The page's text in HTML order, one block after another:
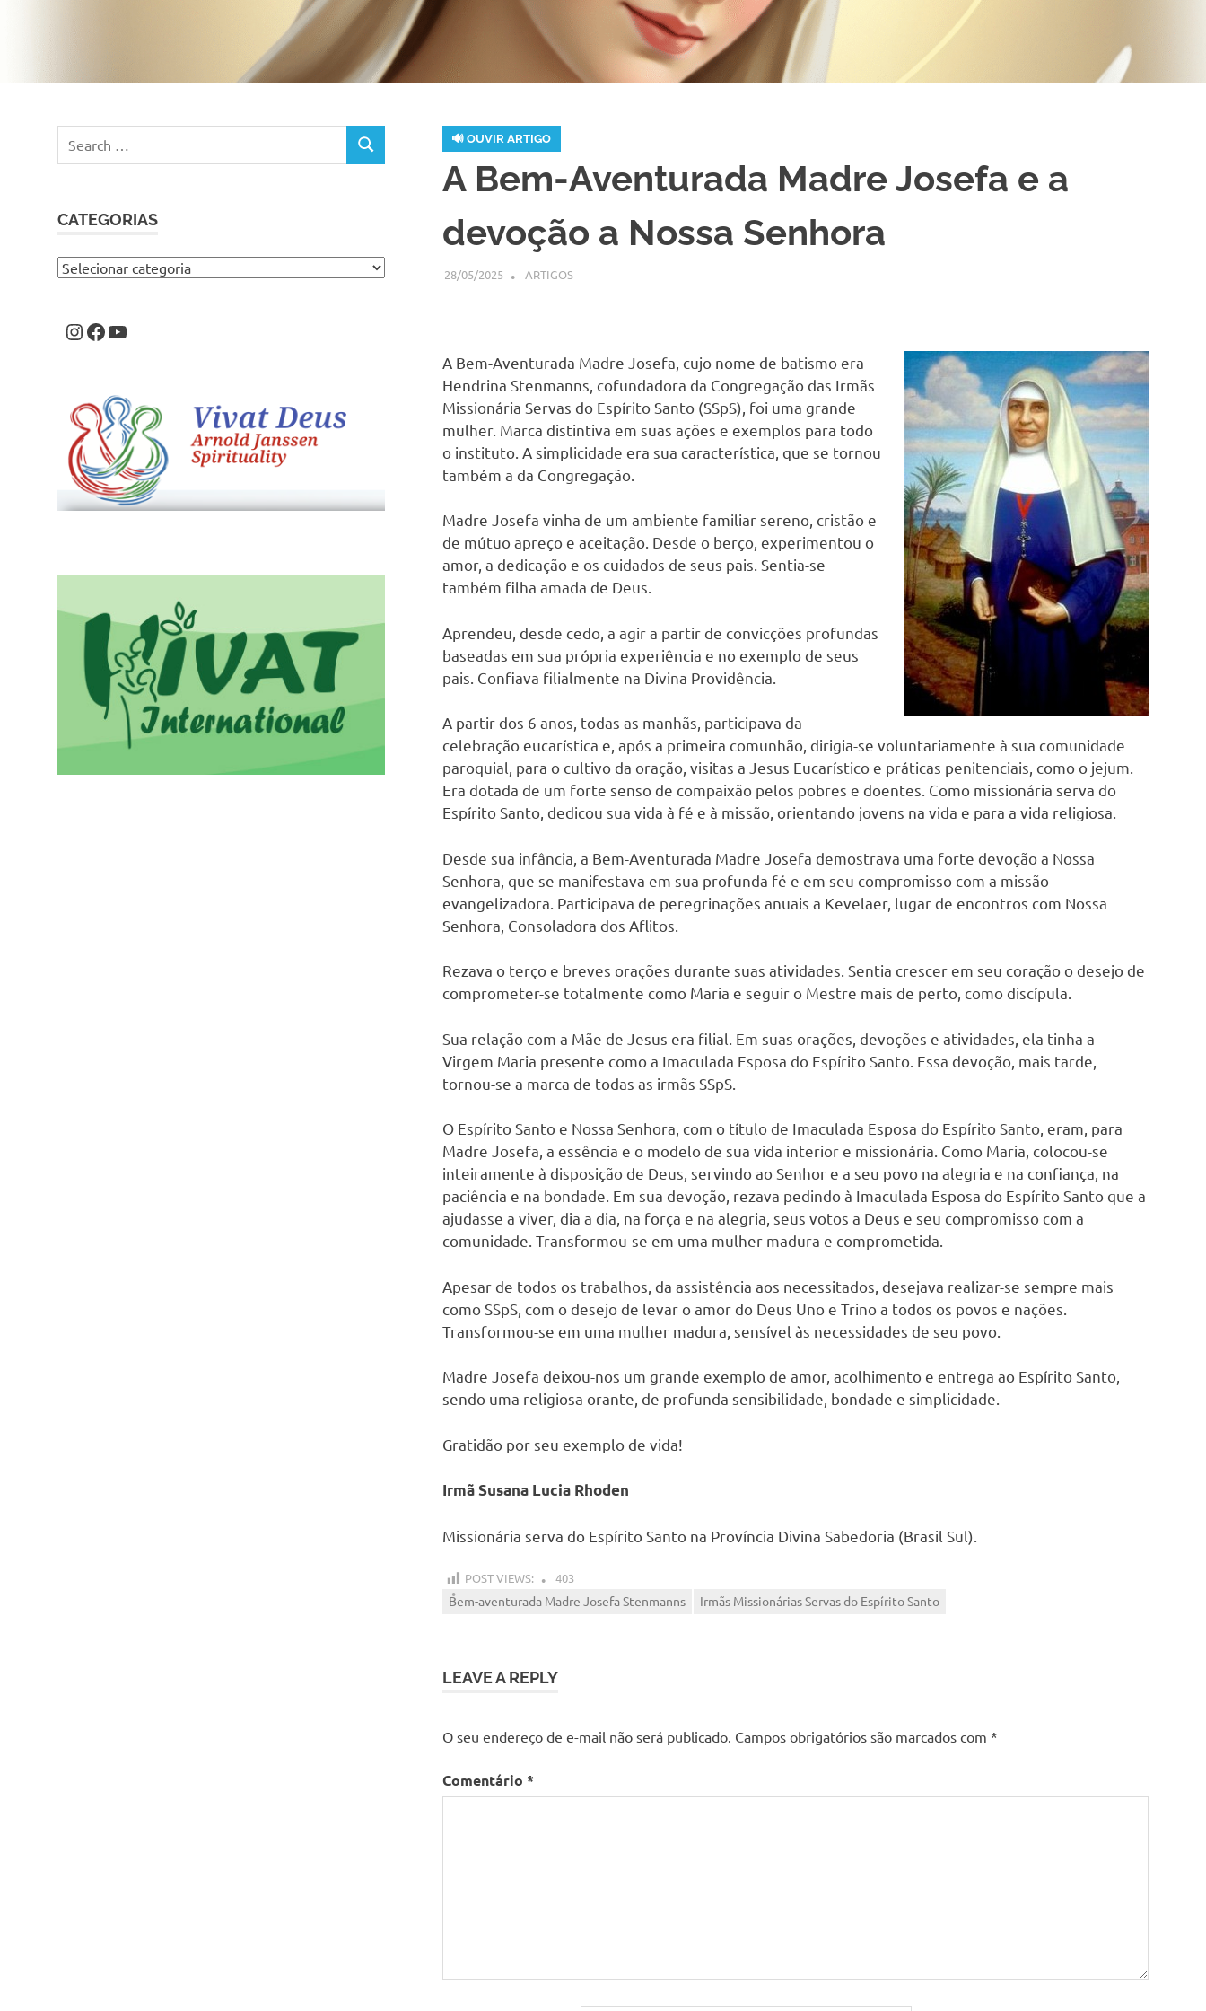
🔊 OUVIR ARTIGO
A Bem-Aventurada Madre Josefa e a
devoção a Nossa Senhora
28/05/2025 SSPS BRASIL
ARTIGOS
A Bem-Aventurada Madre Josefa, cujo nome de batismo era
Hendrina Stenmanns, cofundadora da Congregação das Irmãs
Missionária Servas do Espírito Santo (SSpS), foi uma grande
mulher. Marca distintiva em suas ações e exemplos para todo
o instituto. A simplicidade era sua característica, que se tornou
também a da Congregação.
Madre Josefa vinha de um ambiente familiar sereno, cristão e
de mútuo apreço e aceitação. Desde o berço, experimentou o
amor, a dedicação e os cuidados de seus pais. Sentia-se
também filha amada de Deus.
Aprendeu, desde cedo, a agir a partir de convicções profundas
baseadas em sua própria experiência e no exemplo de seus
pais. Confiava filialmente na Divina Providência.
A partir dos 6 anos, todas as manhãs, participava da
celebração eucarística e, após a primeira comunhão, dirigia-se voluntariamente à sua comunidade
paroquial, para o cultivo da oração, visitas a Jesus Eucarístico e práticas penitenciais, como o jejum.
Era dotada de um forte senso de compaixão pelos pobres e doentes. Como missionária serva do
Espírito Santo, dedicou sua vida à fé e à missão, orientando jovens na vida e para a vida religiosa.
Desde sua infância, a Bem-Aventurada Madre Josefa demostrava uma forte devoção a Nossa
Senhora, que se manifestava em sua profunda fé e em seu compromisso com a missão
evangelizadora. Participava de peregrinações anuais a Kevelaer, lugar de encontros com Nossa
Senhora, Consoladora dos Aflitos.
Rezava o terço e breves orações durante suas atividades. Sentia crescer em seu coração o desejo de
comprometer-se totalmente como Maria e seguir o Mestre mais de perto, como discípula.
Sua relação com a Mãe de Jesus era filial. Em suas orações, devoções e atividades, ela tinha a
Virgem Maria presente como a Imaculada Esposa do Espírito Santo. Essa devoção, mais tarde,
tornou-se a marca de todas as irmãs SSpS.
O Espírito Santo e Nossa Senhora, com o título de Imaculada Esposa do Espírito Santo, eram, para
Madre Josefa, a essência e o modelo de sua vida interior e missionária. Como Maria, colocou-se
inteiramente à disposição de Deus, servindo ao Senhor e a seu povo na alegria e na confiança, na
paciência e na bondade. Em sua devoção, rezava pedindo à Imaculada Esposa do Espírito Santo que a
ajudasse a viver, dia a dia, na força e na alegria, seus votos a Deus e seu compromisso com a
comunidade. Transformou-se em uma mulher madura e comprometida.
Apesar de todos os trabalhos, da assistência aos necessitados, desejava realizar-se sempre mais
como SSpS, com o desejo de levar o amor do Deus Uno e Trino a todos os povos e nações.
Transformou-se em uma mulher madura, sensível às necessidades de seu povo.
Madre Josefa deixou-nos um grande exemplo de amor, acolhimento e entrega ao Espírito Santo,
sendo uma religiosa orante, de profunda sensibilidade, bondade e simplicidade.
Gratidão por seu exemplo de vida!
Irmã Susana Lucia Rhoden
Missionária serva do Espírito Santo na Província Divina Sabedoria (Brasil Sul).
POST VIEWS: 403
Bem-aventurada Madre Josefa Stenmanns Irmãs Missionárias Servas do Espírito Santo
LEAVE A REPLY
O seu endereço de e-mail não será publicado. Campos obrigatórios são marcados com *
Comentário *
for:
SEARCH
CATEGORIAS
Categorias
Instagram
Facebook
Youtube